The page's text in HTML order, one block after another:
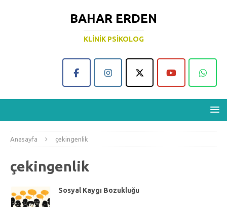
BAHAR ERDEN
KLINIK PSIKOLOG
Anasayfa çekingenlik
çekingenlik
Sosyal Kaygı Bozukluğu